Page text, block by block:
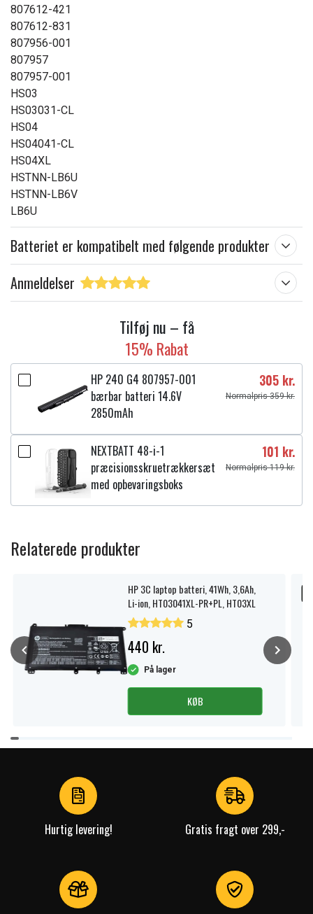
807612-421
807612-831
807956-001
807957
807957-001
HS03
HS03031-CL
HS04
HS04041-CL
HS04XL
HSTNN-LB6U
HSTNN-LB6V
LB6U
Batteriet er kompatibelt med følgende produkter
Anmeldelser
Tilføj nu – få
15% Rabat
HP 240 G4 807957-001
bærbar batteri 14.6V
2850mAh
305 kr.
Normalpris 359 kr.
NEXTBATT 48-i-1
præcisionsskruetrækkersæt
med opbevaringsboks
101 kr.
Normalpris 119 kr.
Relaterede produkter
HP 3C laptop batteri, 41Wh, 3,6Ah,
Li-ion, HT03041XL-PR+PL, HT03XL
5
440 kr.
På lager
KØB
Item
1
Hurtig levering! Gratis fragt over 299,-